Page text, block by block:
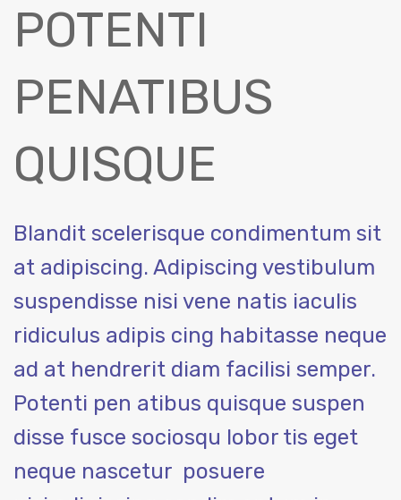
POTENTI
PENATIBUS
QUISQUE
Blandit scelerisque condimentum sit
at adipiscing. Adipiscing vestibulum
suspendisse nisi vene natis iaculis
ridiculus adipis cing habitasse neque
ad at hendrerit diam facilisi semper.
Potenti pen atibus quisque suspen
disse fusce sociosqu lobor tis eget
neque nascetur posuere